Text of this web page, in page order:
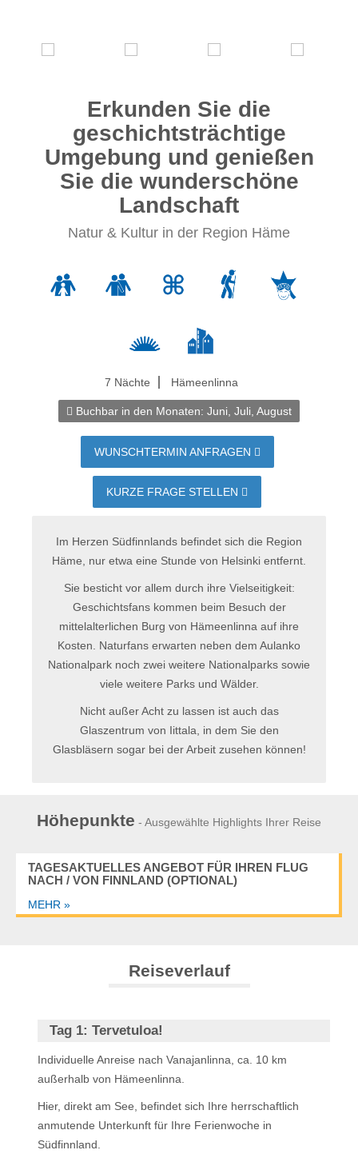
Erkunden Sie die
geschichtsträchtige
Umgebung und genießen
Sie die wunderschöne
Landschaft
Natur & Kultur in der Region Häme
7 Nächte Hämeenlinna
Buchbar in den Monaten: Juni, Juli, August
WUNSCHTERMIN ANFRAGEN
KURZE FRAGE STELLEN
Im Herzen Südfinnlands befindet sich die Region
Häme, nur etwa eine Stunde von Helsinki entfernt.
Sie besticht vor allem durch ihre Vielseitigkeit:
Geschichtsfans kommen beim Besuch der
mittelalterlichen Burg von Hämeenlinna auf ihre
Kosten. Naturfans erwarten neben dem Aulanko
Nationalpark noch zwei weitere Nationalparks sowie
viele weitere Parks und Wälder.
Nicht außer Acht zu lassen ist auch das
Glaszentrum von Iittala, in dem Sie den
Glasbläsern sogar bei der Arbeit zusehen können!
Höhepunkte - Ausgewählte Highlights Ihrer Reise
TAGESAKTUELLES ANGEBOT FÜR IHREN FLUG
NACH / VON FINNLAND (OPTIONAL)
MEHR »
Reiseverlauf
Tag 1: Tervetuloa!
Individuelle Anreise nach Vanajanlinna, ca. 10 km
außerhalb von Hämeenlinna.
Hier, direkt am See, befindet sich Ihre herrschaftlich
anmutende Unterkunft für Ihre Ferienwoche in
Südfinnland.